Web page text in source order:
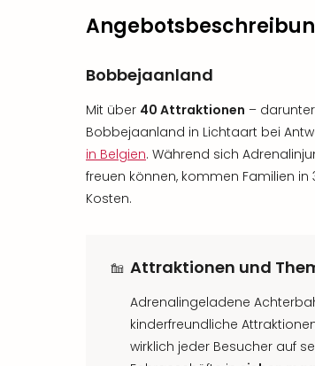
Bobbejaanland
Mit über 40 Attraktionen –
Bobbejaanland in Lichtaart bei
in Belgien. Während sich
freuen können, kommen Familien
Kosten.
Attraktionen und
Adrenalingeladene
kinderfreundliche
wirklich jeder Besucher auf